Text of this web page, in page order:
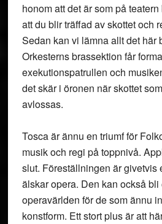
honom att det är som på
att du blir träffad av skottet och
Sedan kan vi lämna allt det här
Orkesterns brassektion får
exekutionspatrullen och
det skär i öronen när skottet
avlossas.
Tosca är ännu en triumf för
musik och regi på toppnivå.
slut. Föreställningen är givetvis
älskar opera. Den kan också
operavärlden för de som ännu
konstform. Ett stort plus är att